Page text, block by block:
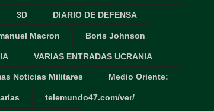
3D DIARIO DE DEFENSA
Macron Boris Johnson
VARIAS ENTRADAS UCRANIA
Noticias Militares Medio Oriente:
telemundo47.com/ver/